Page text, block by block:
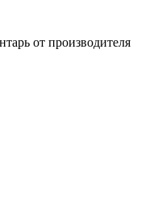
от производителя